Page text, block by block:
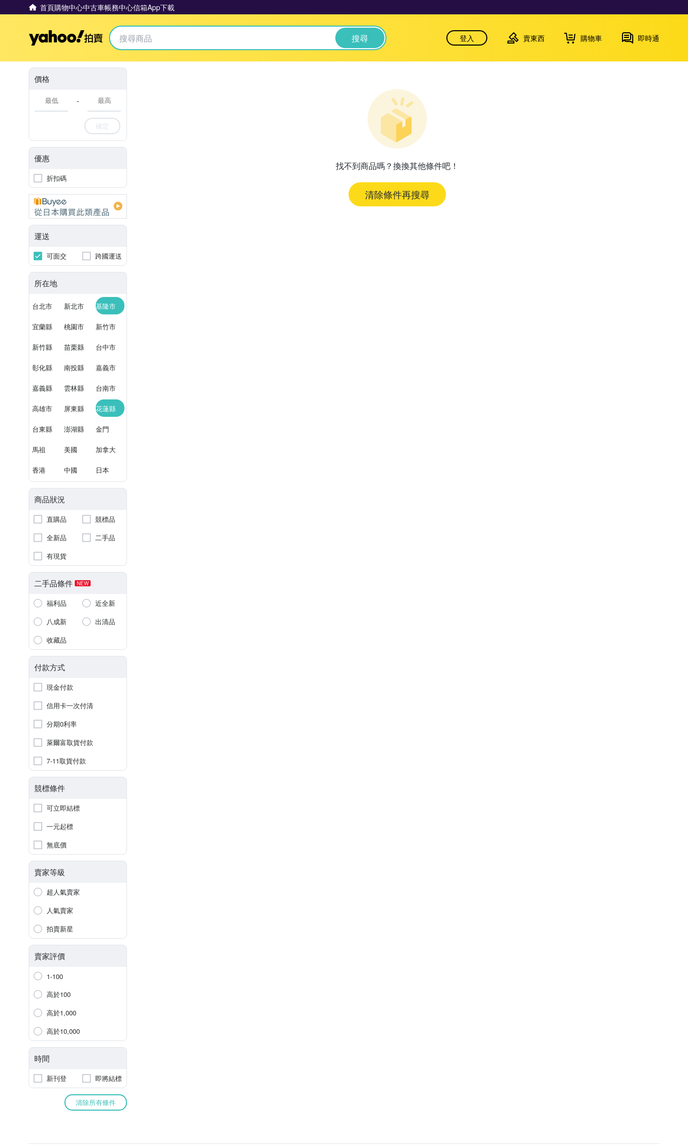
首頁購物中心中古車帳務中心信箱App下載
Yahoo拍賣 搜尋 登入 賣東西 購物車 即時通
價格
-
確定
優惠
折扣碼
運送
可面交 跨國運送
所在地
台北市 新北市 基隆市
宜蘭縣 桃園市 新竹市
新竹縣 苗栗縣 台中市
彰化縣 南投縣 嘉義市
嘉義縣 雲林縣 台南市
高雄市 屏東縣 花蓮縣
台東縣 澎湖縣 金門
馬祖 美國 加拿大
香港 中國 日本
商品狀況
直購品
競標品
全新品
二手品
有現貨
二手品條件 NEW
福利品
近全新
八成新
出清品
收藏品
付款方式
現金付款
信用卡一次付清
分期0利率
萊爾富取貨付款
7-11取貨付款
競標條件
可立即結標
一元起標
無底價
賣家等級
超人氣賣家
人氣賣家
拍賣新星
賣家評價
1-100
高於100
高於1,000
高於10,000
時間
新刊登 即將結標
清除所有條件
找不到商品嗎？換換其他條件吧！
清除條件再搜尋